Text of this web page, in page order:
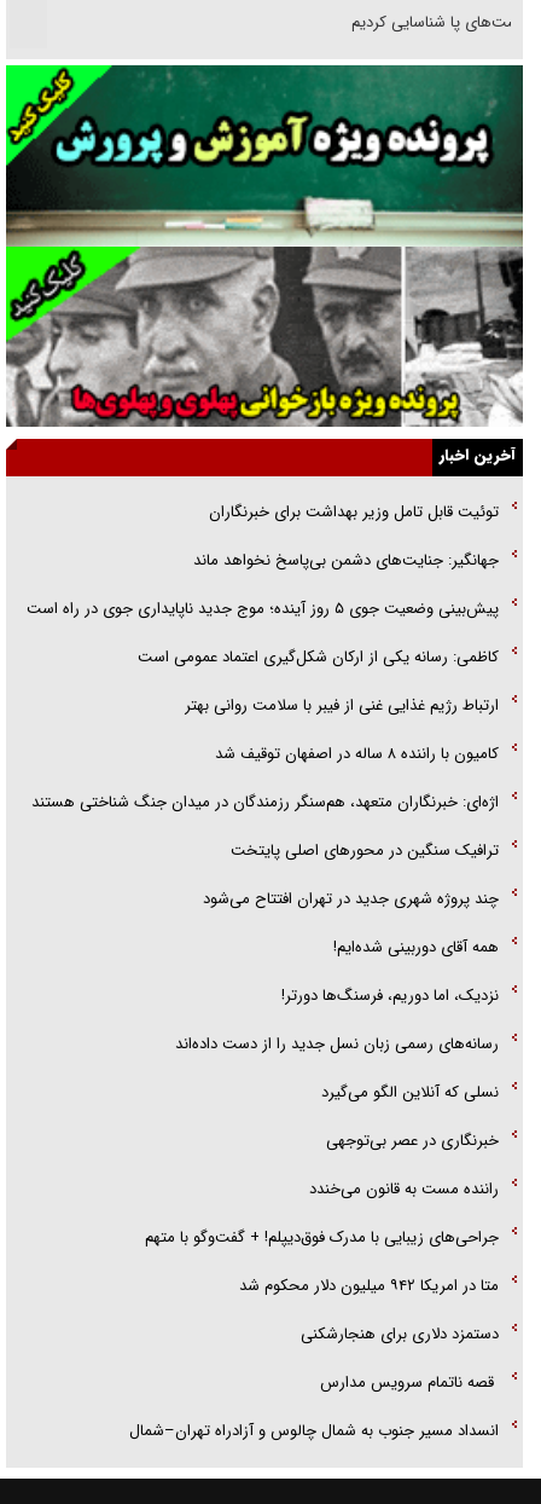
انگشت‌های پا شناسایی کردیم
نسلی که آنلاین الگو می‌گیرد
گفت‌وگو با آیت‌الله جاودان/ جفای مخالفان مکانت معنوی رهبر شهید را
ارتقا می‌داد
راننده مست به قانون می‌خندد
همه آقای دوربینی شده‌ایم!
قصه ناتمام سرویس مدارس
آیا مقاومت فلسطین خلع‌سلاح می‌شود؟
الگوی وحدت‌آفرین در ادراک سیاست خارجی
گفتگوی دکتر اخوان مدیرمسئول روزنامه جوان با برنامه تلویزیونی «نبرد
هرمز»
امام حسین (ع) کشته سیرت‌های عصر جاهلی شد
فریاد‌ها و ناله‌های دوستان مبارزدلم را آتش می‌زد
آخرین اخبار
توئیت قابل تامل وزیر بهداشت برای خبرنگاران
جهانگیر: جنایت‌های دشمن بی‌پاسخ نخواهد ماند
پیش‌بینی وضعیت جوی ۵ روز آینده؛ موج جدید ناپایداری جوی در راه است
کاظمی: رسانه یکی از ارکان شکل‌گیری اعتماد عمومی است
ارتباط رژیم غذایی غنی از فیبر با سلامت روانی بهتر
کامیون با راننده ۸ ساله در اصفهان توقیف شد
اژه‌ای: خبرنگاران متعهد، هم‌سنگر رزمندگان در میدان جنگ شناختی هستند
ترافیک سنگین در محورهای اصلی پایتخت
چند پروژه شهری جدید در تهران افتتاح می‌شود
همه آقای دوربینی شده‌ایم!
نزدیک، اما دوریم، فرسنگ‌ها دورتر!
رسانه‌های رسمی زبان نسل جدید را از دست داده‌اند
نسلی که آنلاین الگو می‌گیرد
‌خبرنگاری در عصر بی‌توجهی
راننده مست به قانون می‌خندد
جراحی‌های زیبایی با مدرک فوق‌دیپلم! + گفت‌وگو با متهم
متا در امریکا ۹۴۲ میلیون دلار محکوم شد
دستمزد دلاری برای هنجارشکنی
قصه ناتمام سرویس مدارس
انسداد مسیر جنوب به شمال چالوس و آزادراه تهران–شمال